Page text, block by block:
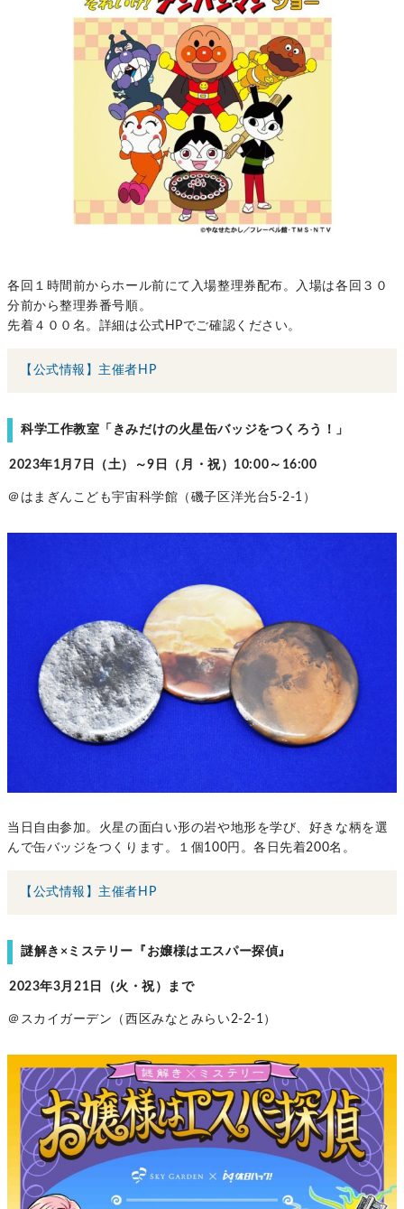
各回１時間前からホール前にて入場整理券配布。入場は各回３０
分前から整理券番号順。
先着４００名。詳細は公式HPでご確認ください。
【公式情報】主催者HP
科学工作教室「きみだけの火星缶バッジをつくろう！」
2023年1月7日（土）～9日（月・祝）10:00～16:00
＠はまぎんこども宇宙科学館（磯子区洋光台5-2-1）
当日自由参加。火星の面白い形の岩や地形を学び、好きな柄を選
んで缶バッジをつくります。１個100円。各日先着200名。
【公式情報】主催者HP
謎解き×ミステリー『お嬢様はエスパー探偵』
2023年3月21日（火・祝）まで
＠スカイガーデン（西区みなとみらい2-2-1）